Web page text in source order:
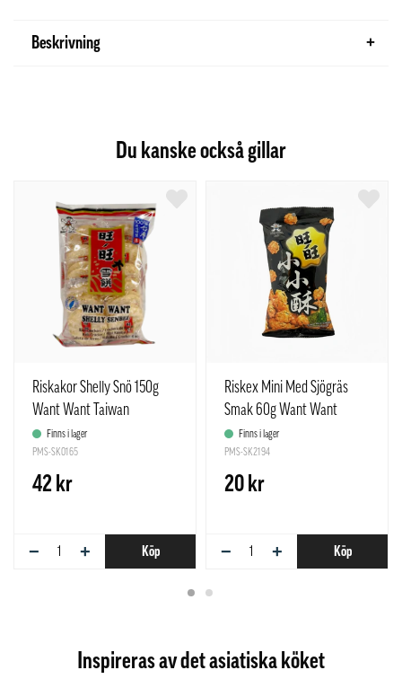
Beskrivning
Du kanske också gillar
Riskakor Shelly Snö 150g
Want Want Taiwan
Finns i lager
PMS-SK0165
42 kr
− + Köp
Riskex Mini Med Sjögräs
Smak 60g Want Want
TaiwanFinns i lager
PMS-SK2194
20 kr
− + Köp
Inspireras av det asiatiska köket